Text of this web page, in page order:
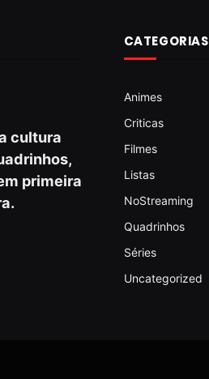
cultura
primeira
CATEGORIAS
Animes
Criticas
Filmes
Listas
NoStreaming
Quadrinhos
Séries
Uncategorized